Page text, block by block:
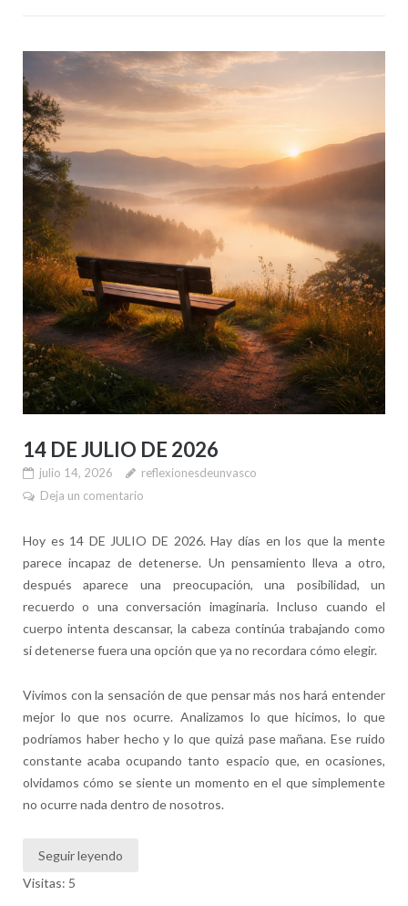
14 DE JULIO DE 2026
julio 14, 2026
reflexionesdeunvasco
Deja un comentario
Hoy es 14 DE JULIO DE 2026. Hay días en los que la mente
parece incapaz de detenerse. Un pensamiento lleva a otro,
después aparece una preocupación, una posibilidad, un
recuerdo o una conversación imaginaria. Incluso cuando el
cuerpo intenta descansar, la cabeza continúa trabajando como
si detenerse fuera una opción que ya no recordara cómo elegir.
Vivimos con la sensación de que pensar más nos hará entender
mejor lo que nos ocurre. Analizamos lo que hicimos, lo que
podríamos haber hecho y lo que quizá pase mañana. Ese ruido
constante acaba ocupando tanto espacio que, en ocasiones,
olvidamos cómo se siente un momento en el que simplemente
no ocurre nada dentro de nosotros.
Seguir leyendo
Visitas: 5